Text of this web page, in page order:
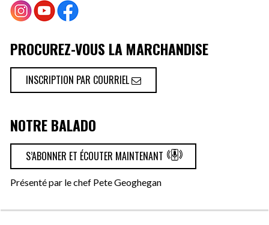
PROCUREZ-VOUS LA MARCHANDISE
INSCRIPTION PAR COURRIEL
NOTRE BALADO
S’ABONNER ET ÉCOUTER MAINTENANT
Présenté par le chef Pete Geoghegan